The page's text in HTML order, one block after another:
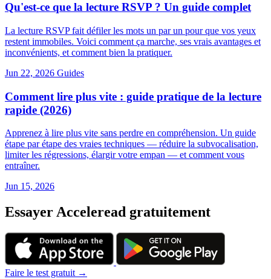
Qu'est-ce que la lecture RSVP ? Un guide complet
La lecture RSVP fait défiler les mots un par un pour que vos yeux
restent immobiles. Voici comment ça marche, ses vrais avantages et
inconvénients, et comment bien la pratiquer.
Jun 22, 2026 Guides
Comment lire plus vite : guide pratique de la lecture
rapide (2026)
Apprenez à lire plus vite sans perdre en compréhension. Un guide
étape par étape des vraies techniques — réduire la subvocalisation,
limiter les régressions, élargir votre empan — et comment vous
entraîner.
Jun 15, 2026
Essayer Acceleread gratuitement
Faire le test gratuit →